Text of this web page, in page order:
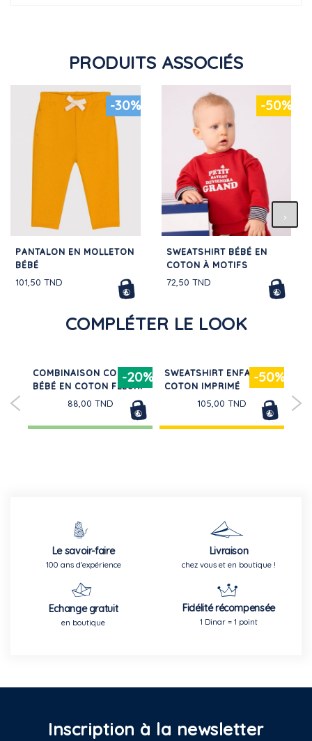
PRODUITS ASSOCIÉS
-30%
PANTALON EN MOLLETON
BÉBÉ
101,50 TND
-50%
SWEATSHIRT BÉBÉ EN
COTON À MOTIFS
72,50 TND
COMPLÉTER LE LOOK
-20%
COMBINAISON COURTE
BÉBÉ EN COTON FLEURI
88,00 TND
-50%
SWEATSHIRT ENFANT EN
COTON IMPRIMÉ
105,00 TND
Le savoir-faire
100 ans d'expérience
Livraison
chez vous et en boutique !
Echange gratuit
en boutique
Fidélité récompensée
1 Dinar = 1 point
Inscription à la newsletter